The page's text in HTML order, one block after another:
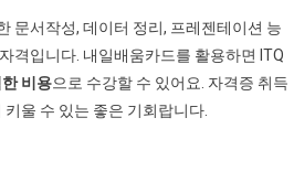
문서작성, 데이터 정리, 프레젠테이션 능
격입니다. 내일배움카드를 활용하면 ITQ
비용으로 수강할 수 있어요. 자격증 취득
울 수 있는 좋은 기회랍니다.